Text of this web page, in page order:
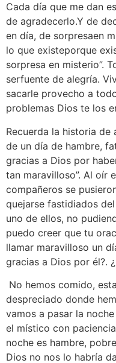
Cada día que me dan
de agradecerlo.Y de
en día, de sorpresaen
lo que existeporque
sorpresa en misterio”.
serfuente de alegría.
sacarle provecho a
problemas Dios te los
Recuerda la historia de
de un día de hambre,
gracias a Dios por
tan maravilloso”. Al oír
compañeros se
quejarse fastidiados
uno de ellos, no
puedo creer que tu
llamar maravilloso un
gracias a Dios por él?.
No hemos comido,
despreciado donde
vamos a pasar la
el místico con
noche es hambre,
Dios no nos lo habría